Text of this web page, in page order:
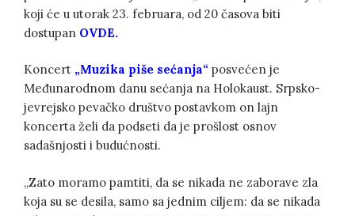
koji će u utorak 23. februara, od 20 časova biti
dostupan OVDE.
Koncert „Muzika piše sećanja“ posvećen je
Međunarodnom danu sećanja na Holokaust. Srpsko-
jevrejsko pevačko društvo postavkom on lajn
koncerta želi da podseti da je prošlost osnov
sadašnjosti i budućnosti.
„Zato moramo pamtiti, da se nikada ne zaborave zla
koja su se desila, samo sa jednim ciljem: da se nikada